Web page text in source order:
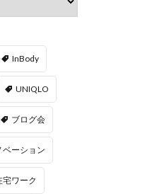
InBody
UNIQLO
ブログ会
ベーション
宅ワーク